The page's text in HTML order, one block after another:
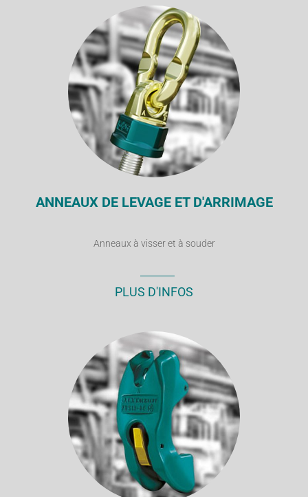
ANNEAUX DE LEVAGE ET D'ARRIMAGE
Anneaux à visser et à souder
PLUS D'INFOS